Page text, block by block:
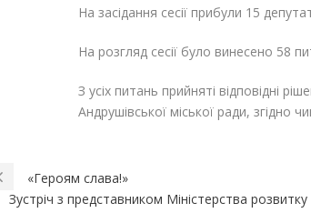
На засідання сесії прибули 15
На розгляд сесії було винесено 58
З усіх питань прийняті відповідні
Андрушівської міської ради, згідно
«Героям слава!»
Зустріч з представником Міністерства